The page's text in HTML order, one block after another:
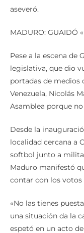
legislativa, que dio
portadas de medios
Venezuela, Nicolás
Asamblea porque
localidad cercana a
softbol junto a
Maduro manifestó
contar con los votos
una situación da la
espetó en un acto
que acudió